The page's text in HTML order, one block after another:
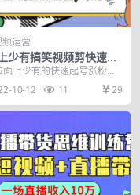
运营
少有搞笑视频剪快速起
，手把手教你找素材剪
面上少有的快速起号涨粉教
把手教你找素材，剪辑，让
间内快速起号...
10-12 11 29